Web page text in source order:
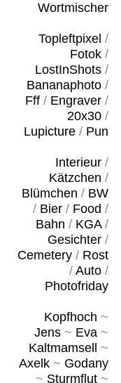
Wortmischer
Topleftpixel /
Fotok/
LostInShots/
Bananaphoto/
Fff/ Engraver/
20x30/
Lupicture/ Pun
Interieur/
Kätzchen /
Blümchen / BW
/ Bier/ Food /
Bahn / KGA/
Gesichter/
Cemetery/ Rost
/ Auto/
Photofriday
Kopfhoch ~
Jens~ Eva~
Kaltmamsell
~
Axelk~ Godany
~ Sturmflut~